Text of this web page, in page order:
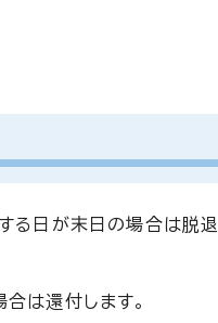
る日が末日の場合は脱退
は還付します。